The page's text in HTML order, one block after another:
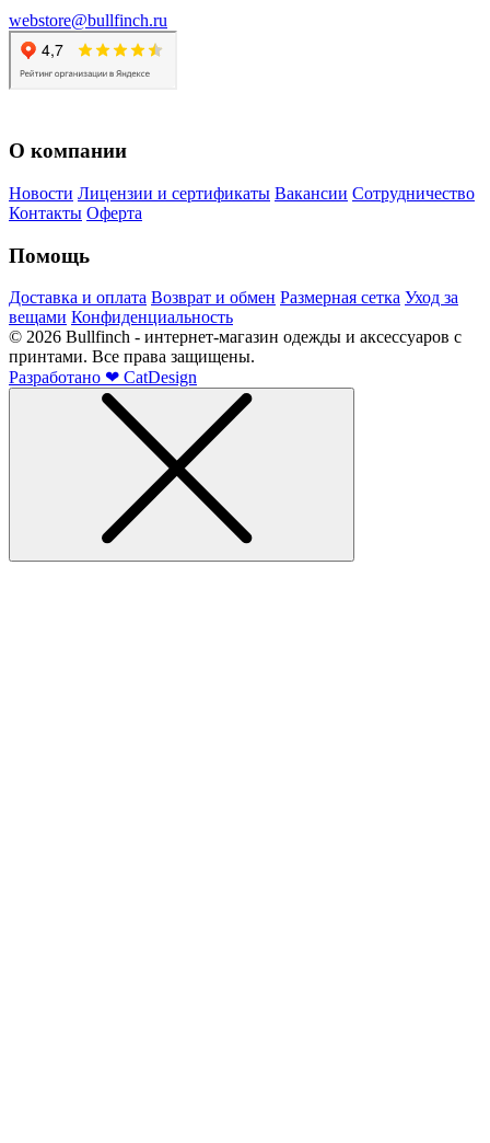
webstore@bullfinch.ru
О компании
Новости Лицензии и сертификаты Вакансии Сотрудничество
Контакты Оферта
Помощь
Доставка и оплата Возврат и обмен Размерная сетка Уход за
вещами Конфиденциальность
© 2026 Bullfinch - интернет-магазин одежды и аксессуаров с
принтами. Все права защищены.
Разработано ❤ CatDesign